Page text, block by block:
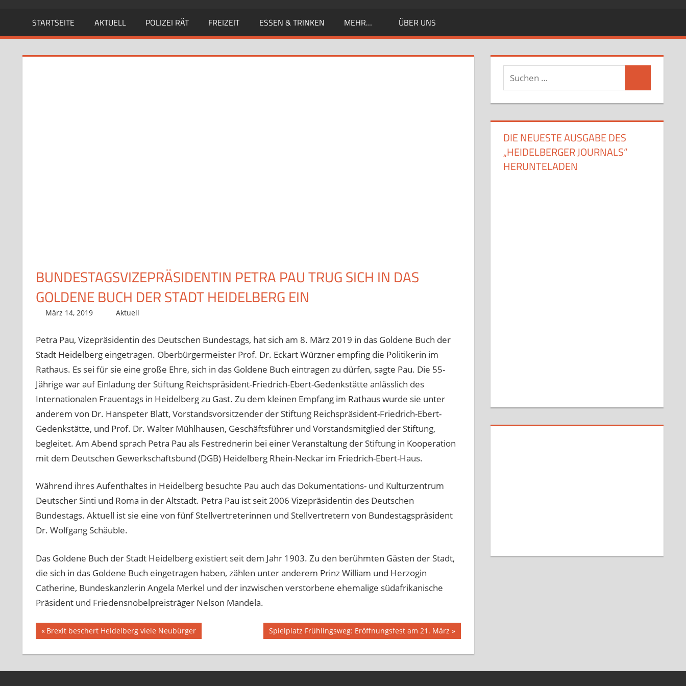
STARTSEITE AKTUELL POLIZEI RÄT FREIZEIT ESSEN & TRINKEN MEHR… ÜBER UNS
BUNDESTAGSVIZEPRÄSIDENTIN PETRA PAU TRUG SICH IN DAS
GOLDENE BUCH DER STADT HEIDELBERG EIN
März 14, 2019 Richard Uhl
Aktuell
Petra Pau, Vizepräsidentin des Deutschen Bundestags, hat sich am 8. März 2019 in das Goldene Buch der
Stadt Heidelberg eingetragen. Oberbürgermeister Prof. Dr. Eckart Würzner empfing die Politikerin im
Rathaus. Es sei für sie eine große Ehre, sich in das Goldene Buch eintragen zu dürfen, sagte Pau. Die 55-
Jährige war auf Einladung der Stiftung Reichspräsident-Friedrich-Ebert-Gedenkstätte anlässlich des
Internationalen Frauentags in Heidelberg zu Gast. Zu dem kleinen Empfang im Rathaus wurde sie unter
anderem von Dr. Hanspeter Blatt, Vorstandsvorsitzender der Stiftung Reichspräsident-Friedrich-Ebert-
Gedenkstätte, und Prof. Dr. Walter Mühlhausen, Geschäftsführer und Vorstandsmitglied der Stiftung,
begleitet. Am Abend sprach Petra Pau als Festrednerin bei einer Veranstaltung der Stiftung in Kooperation
mit dem Deutschen Gewerkschaftsbund (DGB) Heidelberg Rhein-Neckar im Friedrich-Ebert-Haus.
Während ihres Aufenthaltes in Heidelberg besuchte Pau auch das Dokumentations- und Kulturzentrum
Deutscher Sinti und Roma in der Altstadt. Petra Pau ist seit 2006 Vizepräsidentin des Deutschen
Bundestags. Aktuell ist sie eine von fünf Stellvertreterinnen und Stellvertretern von Bundestagspräsident
Dr. Wolfgang Schäuble.
Das Goldene Buch der Stadt Heidelberg existiert seit dem Jahr 1903. Zu den berühmten Gästen der Stadt,
die sich in das Goldene Buch eingetragen haben, zählen unter anderem Prinz William und Herzogin
Catherine, Bundeskanzlerin Angela Merkel und der inzwischen verstorbene ehemalige südafrikanische
Präsident und Friedensnobelpreisträger Nelson Mandela.
Beitragsnavigation
Vorheriger
Brexit beschert Heidelberg viele Neubürger
Nächster
Spielplatz Frühlingsweg: Eröffnungsfest am 21. März
Suchen
DIE NEUESTE AUSGABE DES
„HEIDELBERGER JOURNALS“
HERUNTELADEN